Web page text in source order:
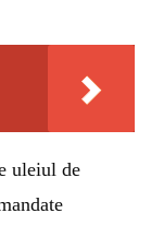
uleiul de